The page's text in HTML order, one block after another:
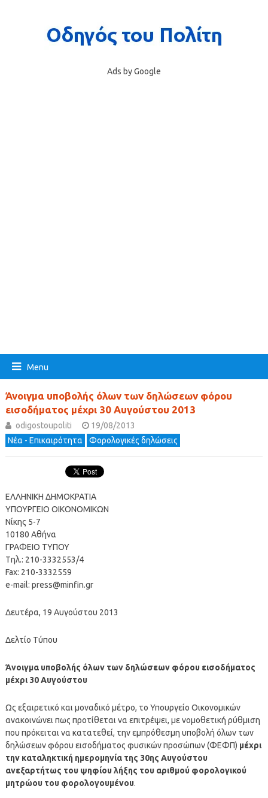
Ads by Google
Menu
Άνοιγμα υποβολής όλων των δηλώσεων φόρου
εισοδήματος μέχρι 30 Αυγούστου 2013
odigostoupoliti
19/08/2013
Νέα - Επικαιρότητα
Φορολογικές δηλώσεις
ΕΛΛΗΝΙΚΗ ΔΗΜΟΚΡΑΤΙΑ
ΥΠΟΥΡΓΕΙΟ ΟΙΚΟΝΟΜΙΚΩΝ
Νίκης 5-7
10180 Αθήνα
ΓΡΑΦΕΙΟ ΤΥΠΟΥ
Tηλ.: 210-3332553/4
Fax: 210-3332559
e-mail: press@minfin.gr
Δευτέρα, 19 Αυγούστου 2013
Δελτίο Τύπου
Άνοιγμα υποβολής όλων των δηλώσεων φόρου εισοδήματος
μέχρι 30 Αυγούστου
Ως εξαιρετικό και μοναδικό μέτρο, το Υπουργείο Οικονομικών
ανακοινώνει πως προτίθεται να επιτρέψει, με νομοθετική ρύθμιση
που πρόκειται να κατατεθεί, την εμπρόθεσμη υποβολή όλων των
δηλώσεων φόρου εισοδήματος φυσικών προσώπων (ΦΕΦΠ) μέχρι
την καταληκτική ημερομηνία της 30ης Αυγούστου
ανεξαρτήτως του ψηφίου λήξης του αριθμού φορολογικού
μητρώου του φορολογουμένου.